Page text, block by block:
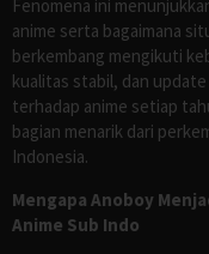
Fenomena ini
anime serta bagaimana
berkembang mengikuti
kualitas stabil, dan
terhadap anime setiap
bagian menarik dari
Indonesia.
Mengapa Anoboy
Anime Sub Indo